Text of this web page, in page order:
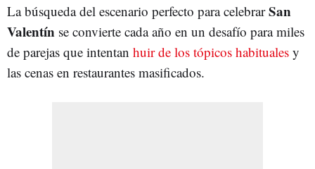
La búsqueda del escenario perfecto para celebrarSan
Valentín se convierte cada año en un desafío para miles
de parejas que intentan huir de los tópicos habituales y
las cenas en restaurantes masificados.